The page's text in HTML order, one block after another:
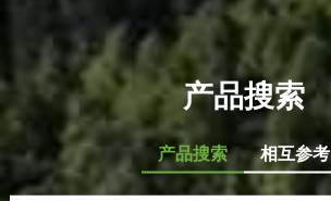
产品搜索
产品搜索 相互参考